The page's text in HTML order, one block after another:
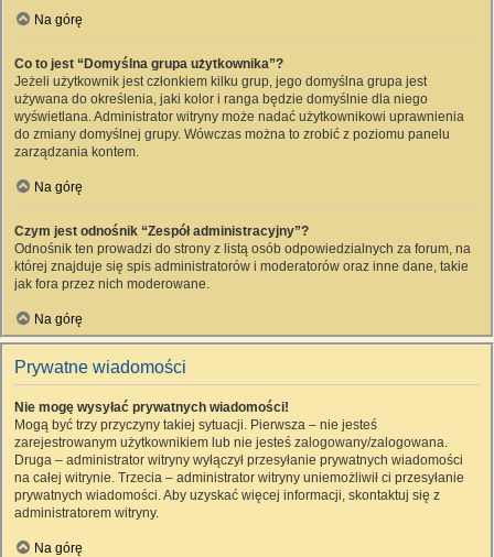
Na górę
Co to jest “Domyślna grupa użytkownika”?
Jeżeli użytkownik jest członkiem kilku grup, jego domyślna grupa jest
używana do określenia, jaki kolor i ranga będzie domyślnie dla niego
wyświetlana. Administrator witryny może nadać użytkownikowi uprawnienia
do zmiany domyślnej grupy. Wówczas można to zrobić z poziomu panelu
zarządzania kontem.
Na górę
Czym jest odnośnik “Zespół administracyjny”?
Odnośnik ten prowadzi do strony z listą osób odpowiedzialnych za forum, na
której znajduje się spis administratorów i moderatorów oraz inne dane, takie
jak fora przez nich moderowane.
Na górę
Prywatne wiadomości
Nie mogę wysyłać prywatnych wiadomości!
Mogą być trzy przyczyny takiej sytuacji. Pierwsza – nie jesteś
zarejestrowanym użytkownikiem lub nie jesteś zalogowany/zalogowana.
Druga – administrator witryny wyłączył przesyłanie prywatnych wiadomości
na całej witrynie. Trzecia – administrator witryny uniemożliwił ci przesyłanie
prywatnych wiadomości. Aby uzyskać więcej informacji, skontaktuj się z
administratorem witryny.
Na górę